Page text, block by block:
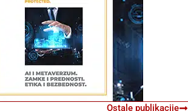
Ostale publikacije